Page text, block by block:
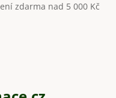
zdarma nad 5 000 Kč